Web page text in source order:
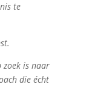
te
zoek is naar
die écht